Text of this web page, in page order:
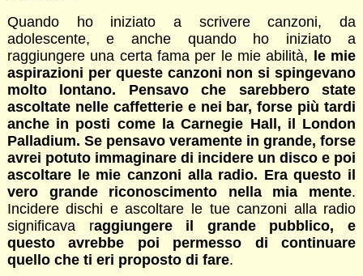
Quando ho iniziato a scrivere canzoni, da
adolescente, e anche quando ho iniziato a
raggiungere una certa fama per le mie abilità,
le mie
aspirazioni per queste canzoni non si spingevano
molto lontano. Pensavo che sarebbero state
ascoltate nelle caffetterie e nei bar, forse più tardi
anche in posti come la Carnegie Hall, il London
Palladium. Se pensavo veramente in grande, forse
avrei potuto immaginare di incidere un disco e poi
ascoltare le mie canzoni alla radio. Era questo il
vero grande riconoscimento nella mia mente.
Incidere dischi e ascoltare le tue canzoni alla radio
significava raggiungere il grande pubblico, e
questo avrebbe poi permesso di continuare
quello che ti eri proposto di fare.